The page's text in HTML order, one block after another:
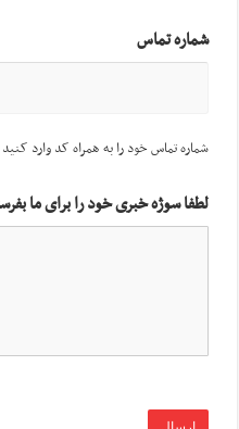
شماره تماس
شماره تماس خود را به همراه کد وارد کنید
لطفا سوژه خبری خود را برای ما